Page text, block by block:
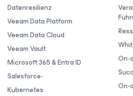
Datenresilienz
Veeam Data Platform
Veeam Data Cloud
Veeam Vault
Microsoft 365 & Entra ID
Salesforce-
Kubernetes
On-
On-